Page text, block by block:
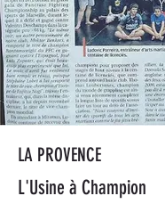
LA PROVENCE
L'Usine à Champion